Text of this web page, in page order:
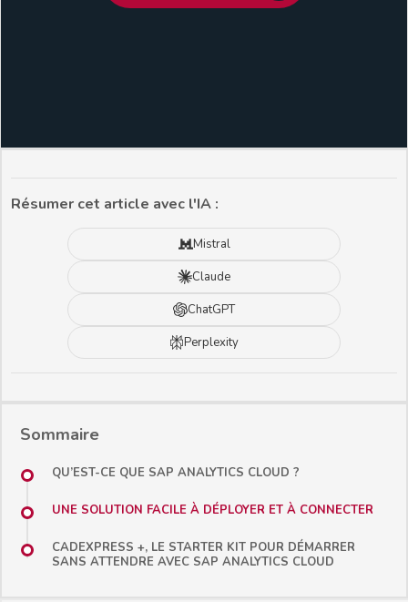
Résumer cet article avec l'IA :
Mistral
Claude
ChatGPT
Perplexity
Sommaire
QU’EST-CE QUE SAP ANALYTICS CLOUD ?
UNE SOLUTION FACILE À DÉPLOYER ET À CONNECTER
CADEXPRESS +, LE STARTER KIT POUR DÉMARRER
SANS ATTENDRE AVEC SAP ANALYTICS CLOUD